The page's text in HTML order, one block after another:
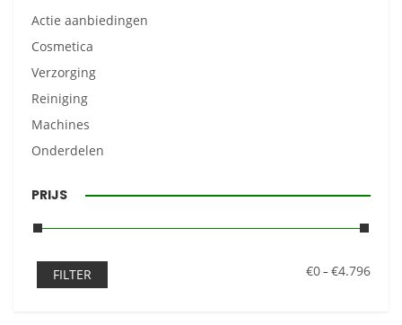
Actie aanbiedingen
Cosmetica
Verzorging
Reiniging
Machines
Onderdelen
PRIJS
FILTER €0–€4.796